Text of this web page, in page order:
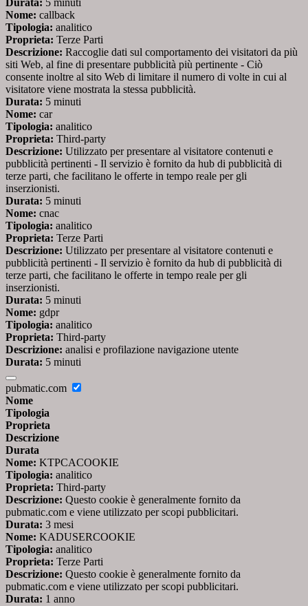
Durata: 5 minuti
Nome: callback
Tipologia: analitico
Proprieta: Terze Parti
Descrizione: Raccoglie dati sul comportamento dei visitatori da più
siti Web, al fine di presentare pubblicità più pertinente - Ciò
consente inoltre al sito Web di limitare il numero di volte in cui al
visitatore viene mostrata la stessa pubblicità.
Durata: 5 minuti
Nome: car
Tipologia: analitico
Proprieta: Third-party
Descrizione: Utilizzato per presentare al visitatore contenuti e
pubblicità pertinenti - Il servizio è fornito da hub di pubblicità di
terze parti, che facilitano le offerte in tempo reale per gli
inserzionisti.
Durata: 5 minuti
Nome: cnac
Tipologia: analitico
Proprieta: Terze Parti
Descrizione: Utilizzato per presentare al visitatore contenuti e
pubblicità pertinenti - Il servizio è fornito da hub di pubblicità di
terze parti, che facilitano le offerte in tempo reale per gli
inserzionisti.
Durata: 5 minuti
Nome: gdpr
Tipologia: analitico
Proprieta: Third-party
Descrizione: analisi e profilazione navigazione utente
Durata: 5 minuti
pubmatic.com
Nome
Tipologia
Proprieta
Descrizione
Durata
Nome: KTPCACOOKIE
Tipologia: analitico
Proprieta: Third-party
Descrizione: Questo cookie è generalmente fornito da
pubmatic.com e viene utilizzato per scopi pubblicitari.
Durata: 3 mesi
Nome: KADUSERCOOKIE
Tipologia: analitico
Proprieta: Terze Parti
Descrizione: Questo cookie è generalmente fornito da
pubmatic.com e viene utilizzato per scopi pubblicitari.
Durata: 1 anno